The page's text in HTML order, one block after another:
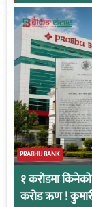
PRABHU BANK
१ करोडमा
करोड ऋण !